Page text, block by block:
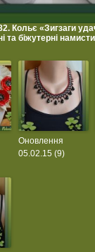
Кольє «Зигзаги
та біжутерні
Оновлення
05.02.15 (9)